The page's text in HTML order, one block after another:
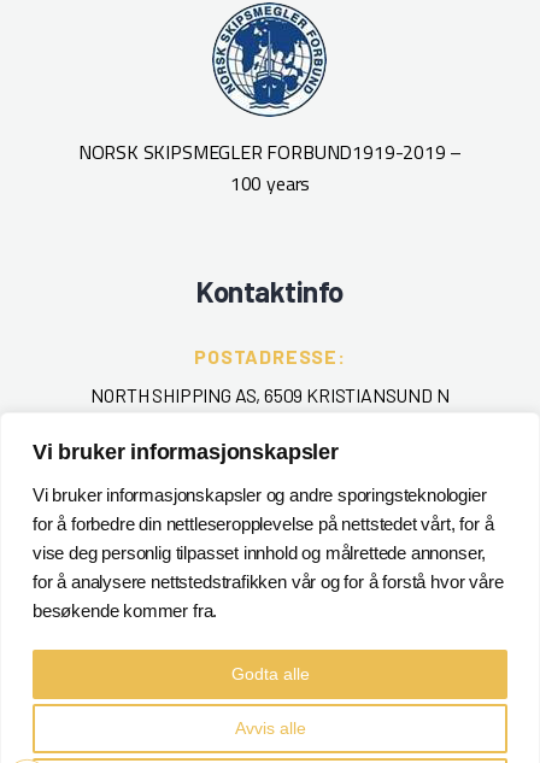
Vi bruker informasjonskapsler
Vi bruker informasjonskapsler og andre sporingsteknologier
for å forbedre din nettleseropplevelse på nettstedet vårt, for å
vise deg personlig tilpasset innhold og målrettede annonser,
for å analysere nettstedstrafikken vår og for å forstå hvor våre
besøkende kommer fra.
Godta alle
Avvis alle
NORSK SKIPSMEGLER FORBUND1919-2019 –
100 years
Kontaktinfo
POSTADRESSE:
NORTH SHIPPING AS, 6509 KRISTIANSUND N
TELEFON:
+ 47 715 40 000
EPOST :
POSTMASTER@NORTHSHIPPING.NO